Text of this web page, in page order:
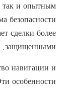
так и опытным
безопасности
сделки более
защищенными.
навигации и
особенности